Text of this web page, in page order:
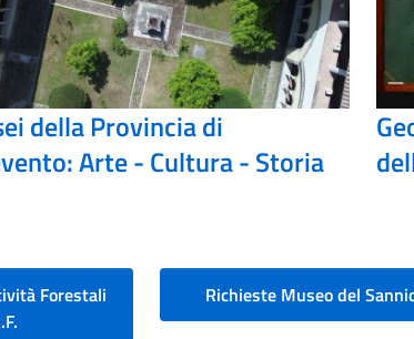
della Provincia di
Arte - Cultura - Storia
Forestali
Richieste Museo del